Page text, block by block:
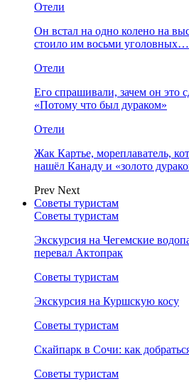
Отели
Он встал на одно колено на
стоило им восьми уголовных…
Отели
Его спрашивали, зачем он это
«Потому что был дураком»
Отели
Жак Картье, мореплаватель,
нашёл Канаду и «золото
Prev Next
Советы туристам
Советы туристам
Экскурсия на Чегемские
перевал Актопрак
Советы туристам
Экскурсия на Куршскую косу
Советы туристам
Скайпарк в Сочи: как
Советы туристам